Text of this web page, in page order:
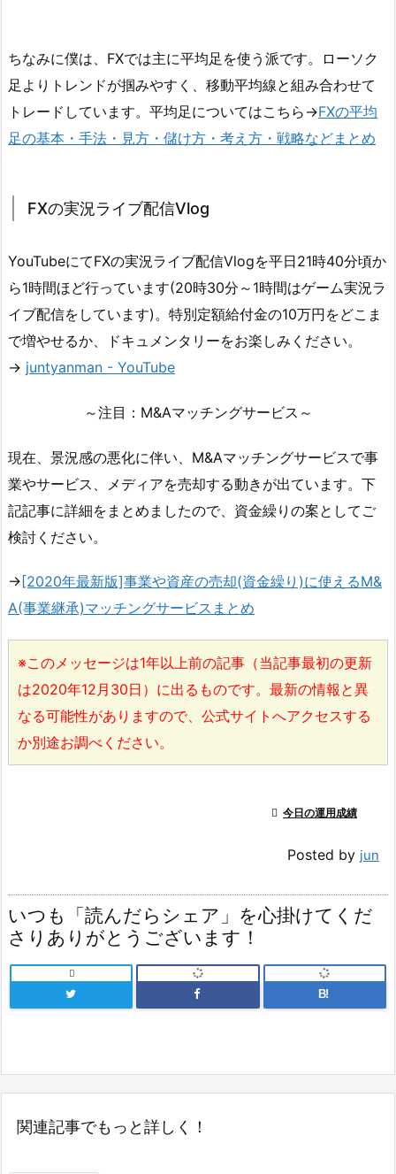
ちなみに僕は、FXでは主に平均足を使う派です。ローソク
足よりトレンドが掴みやすく、移動平均線と組み合わせて
トレードしています。平均足についてはこちら→FXの平均
足の基本・手法・見方・儲け方・考え方・戦略などまとめ
FXの実況ライブ配信Vlog
YouTubeにてFXの実況ライブ配信Vlogを平日21時40分頃か
ら1時間ほど行っています(20時30分～1時間はゲーム実況ラ
イブ配信をしています)。特別定額給付金の10万円をどこま
で増やせるか、ドキュメンタリーをお楽しみください。
→ juntyanman - YouTube
～注目：M&Aマッチングサービス～
現在、景況感の悪化に伴い、M&Aマッチングサービスで事
業やサービス、メディアを売却する動きが出ています。下
記記事に詳細をまとめましたので、資金繰りの案としてご
検討ください。
→ [2020年最新版]事業や資産の売却(資金繰り)に使えるM&
A(事業継承)マッチングサービスまとめ
※このメッセージは1年以上前の記事（当記事最初の更新
は2020年12月30日）に出るものです。最新の情報と異
なる可能性がありますので、公式サイトへアクセスする
か別途お調べください。
 今日の運用成績
Posted by jun
いつも「読んだらシェア」を心掛けてくだ
さりありがとうございます！

B!
関連記事でもっと詳しく！